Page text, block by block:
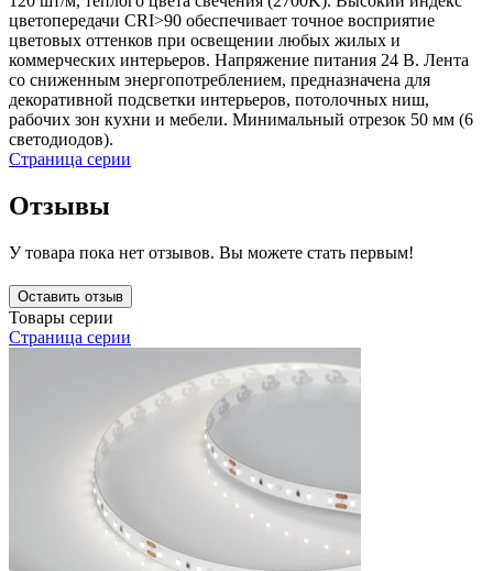
цветопередачи CRI>90 обеспечивает точное восприятие
цветовых оттенков при освещении любых жилых и
коммерческих интерьеров. Напряжение питания 24 В. Лента
со сниженным энергопотреблением, предназначена для
декоративной подсветки интерьеров, потолочных ниш,
рабочих зон кухни и мебели. Минимальный отрезок 50 мм (6
светодиодов).
Страница серии
Отзывы
У товара пока нет отзывов. Вы можете стать первым!
Оставить отзыв
Товары серии
Страница серии